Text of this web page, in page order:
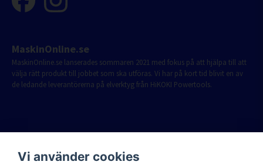
MaskinOnline.se
MaskinOnline.se lanserades sommaren 2021 med fokus på att hjälpa till att
välja rätt produkt till jobbet som ska utföras. Vi har på kort tid blivit en av
de ledande leverantörerna på elverktyg från HiKOKI Powertools.
Vi använder cookies